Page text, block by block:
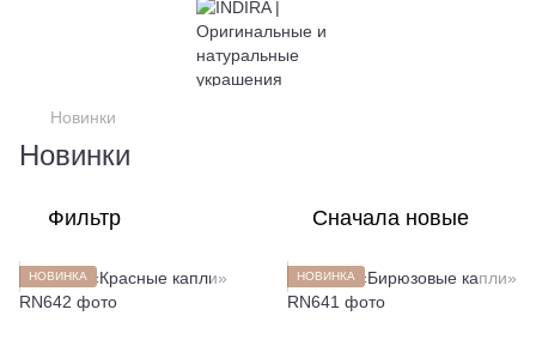
Новинки
Новинки
Фильтр Сначала новые
НОВИНКА НОВИНКА